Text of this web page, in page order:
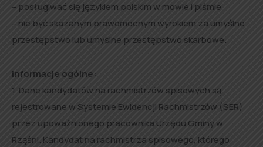
– posługiwać się językiem polskim w mowie i piśmie,
– nie być skazanym prawomocnym wyrokiem za umyślne
przestępstwo lub umyślne przestępstwo skarbowe.
Informacje ogólne:
1. Dane kandydatów na rachmistrzów spisowych są
rejestrowane w Systemie Ewidencji Rachmistrzów (SER)
przez upoważnionego pracownika Urzędu Gminy w
Rząśni. Kandydat na rachmistrza spisowego, którego